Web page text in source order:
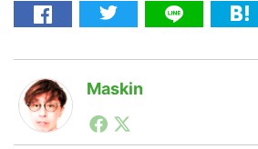
Maskin
1990年代初頭から記者として
ートアップ業界のハードウェア
Re:Work
AI
[Voice Edition]
[YouTube]
Daily Weekly